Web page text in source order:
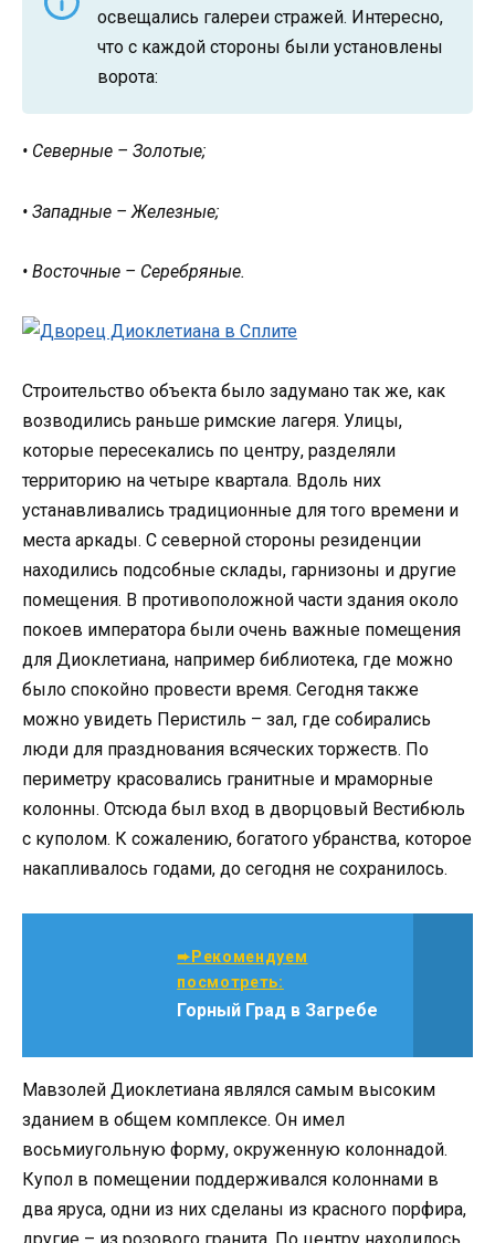
освещались галереи стражей. Интересно,
что с каждой стороны были установлены
ворота:
• Северные – Золотые;
• Западные – Железные;
• Восточные – Серебряные.
Строительство объекта было задумано так же, как
возводились раньше римские лагеря. Улицы,
которые пересекались по центру, разделяли
территорию на четыре квартала. Вдоль них
устанавливались традиционные для того времени и
места аркады. С северной стороны резиденции
находились подсобные склады, гарнизоны и другие
помещения. В противоположной части здания около
покоев императора были очень важные помещения
для Диоклетиана, например библиотека, где можно
было спокойно провести время. Сегодня также
можно увидеть Перистиль – зал, где собирались
люди для празднования всяческих торжеств. По
периметру красовались гранитные и мраморные
колонны. Отсюда был вход в дворцовый Вестибюль
с куполом. К сожалению, богатого убранства, которое
накапливалось годами, до сегодня не сохранилось.
➨Рекомендуем
посмотреть:
Горный Град в Загребе
Мавзолей Диоклетиана являлся самым высоким
зданием в общем комплексе. Он имел
восьмиугольную форму, окруженную колоннадой.
Купол в помещении поддерживался колоннами в
два яруса, одни из них сделаны из красного порфира,